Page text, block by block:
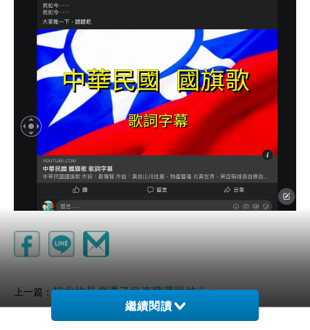
上一篇：想北約是傷透了烏克蘭選民的心
下一篇：
繼續閱讀